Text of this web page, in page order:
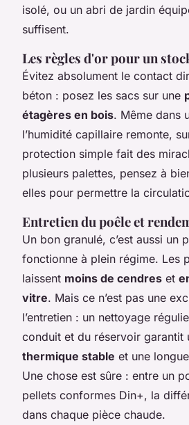
isolé, ou un abri de jardin
suffisent.
Les règles d'or pour un
Évitez absolument le contact
béton : posez les sacs sur une
étagères en bois. Même dans
l’humidité capillaire remonte,
protection simple fait des
plusieurs palettes, pensez à
elles pour permettre la
Entretien du poêle et
Un bon granulé, c’est aussi un
fonctionne à plein régime. Les
laissent moins de cendres et
vitre. Mais ce n’est pas une
l’entretien : un nettoyage
conduit et du réservoir garantit
thermique stable et une
Une chose est sûre : entre un
pellets conformes Din+, la
dans chaque pièce chaude.